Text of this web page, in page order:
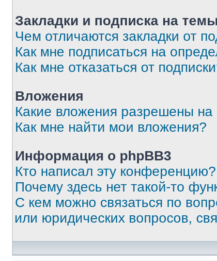
Закладки и подписка на
Чем отличаются закладки от
Как мне подписаться на
Как мне отказаться от
Вложения
Какие вложения разрешены
Как мне найти мои вложения?
Информация о phpBB3
Кто написал эту конференцию?
Почему здесь нет такой-то
С кем можно связаться по
или юридических вопросов,